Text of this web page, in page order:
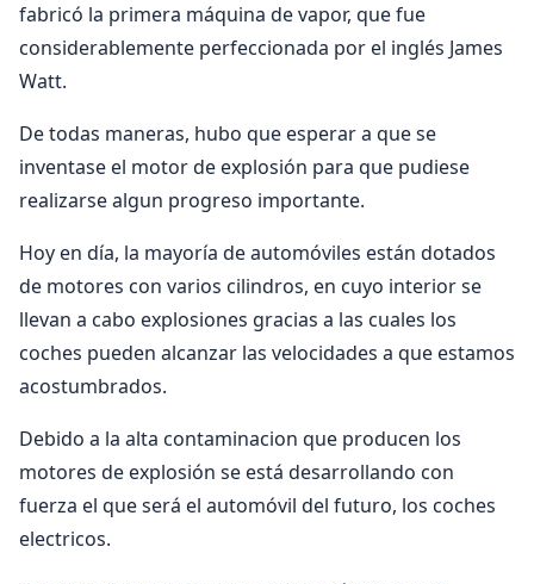
fabricó la primera máquina de vapor, que fue
considerablemente perfeccionada por el inglés James
Watt.
De todas maneras, hubo que esperar a que se
inventase el motor de explosión para que pudiese
realizarse algun progreso importante.
Hoy en día, la mayoría de automóviles están dotados
de motores con varios cilindros, en cuyo interior se
llevan a cabo explosiones gracias a las cuales los
coches pueden alcanzar las velocidades a que estamos
acostumbrados.
Debido a la alta contaminacion que producen los
motores de explosión se está desarrollando con
fuerza el que será el automóvil del futuro, los coches
electricos.